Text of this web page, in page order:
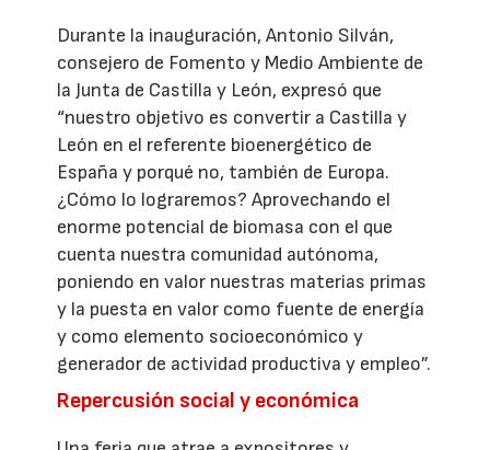
Durante la inauguración, Antonio Silván,
consejero de Fomento y Medio Ambiente de
la Junta de Castilla y León, expresó que
“nuestro objetivo es convertir a Castilla y
León en el referente bioenergético de
España y porqué no, también de Europa.
¿Cómo lo lograremos? Aprovechando el
enorme potencial de biomasa con el que
cuenta nuestra comunidad autónoma,
poniendo en valor nuestras materias primas
y la puesta en valor como fuente de energía
y como elemento socioeconómico y
generador de actividad productiva y empleo”.
Repercusión social y económica